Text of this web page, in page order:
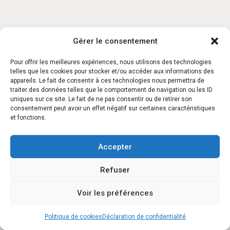
Gérer le consentement
Pour offrir les meilleures expériences, nous utilisons des technologies
telles que les cookies pour stocker et/ou accéder aux informations des
appareils. Le fait de consentir à ces technologies nous permettra de
traiter des données telles que le comportement de navigation ou les ID
uniques sur ce site. Le fait de ne pas consentir ou de retirer son
consentement peut avoir un effet négatif sur certaines caractéristiques
et fonctions.
Accepter
Refuser
Voir les préférences
Politique de cookies Déclaration de confidentialité